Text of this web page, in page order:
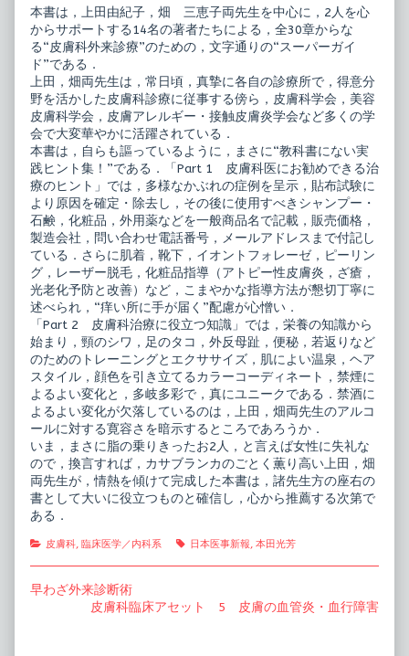
パ
ー
ガ
イ
ド
published
on
外
来
診
療
ス
ー
パ
ー
ガ
ド,
本書は，上田由紀子，畑 三恵子両先生を中心に，2人を心
からサポートする14名の著者たちによる，全30章からな
る“皮膚科外来診療”のための，文字通りの“スーパーガイ
ド”である．
上田，畑両先生は，常日頃，真摯に各自の診療所で，得意分
野を活かした皮膚科診療に従事する傍ら，皮膚科学会，美容
皮膚科学会，皮膚アレルギー・接触皮膚炎学会など多くの学
会で大変華やかに活躍されている．
本書は，自らも謳っているように，まさに“教科書にない実
践ヒント集！”である．「Part 1 皮膚科医にお勧めできる治
療のヒント」では，多様なかぶれの症例を呈示，貼布試験に
より原因を確定・除去し，その後に使用すべきシャンプー・
石鹸，化粧品，外用薬などを一般商品名で記載，販売価格，
製造会社，問い合わせ電話番号，メールアドレスまで付記し
ている．さらに肌着，靴下，イオントフォレーゼ，ピーリン
グ，レーザー脱毛，化粧品指導（アトピー性皮膚炎，ざ瘡，
光老化予防と改善）など，こまやかな指導方法が懇切丁寧に
述べられ，“痒い所に手が届く”配慮が心憎い．
「Part 2 皮膚科治療に役立つ知識」では，栄養の知識から
始まり，頸のシワ，足のタコ，外反母趾，便秘，若返りなど
のためのトレーニングとエクササイズ，肌によい温泉，ヘア
スタイル，顔色を引き立てるカラーコーディネート，禁煙に
よるよい変化と，多岐多彩で，真にユニークである．禁酒に
よるよい変化が欠落しているのは，上田，畑両先生のアルコ
ールに対する寛容さを暗示するところであろうか．
いま，まさに脂の乗りきったお2人，と言えば女性に失礼な
ので，換言すれば，カサブランカのごとく薫り高い上田，畑
両先生が，情熱を傾けて完成した本書は，諸先生方の座右の
書として大いに役立つものと確信し，心から推薦する次第で
ある．
Categories
皮膚科, 臨床医学／内科系 Tags
日本医事新報, 本田光芳
投
Previous
早わざ外来診断術
Next
皮膚科臨床アセット 5 皮膚の血管炎・血行障害